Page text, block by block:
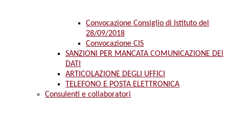
Convocazione Consiglio di Istituto del
28/09/2018
Convocazione CIS
SANZIONI PER MANCATA COMUNICAZIONE DEI
DATI
ARTICOLAZIONE DEGLI UFFICI
TELEFONO E POSTA ELETTRONICA
Consulenti e collaboratori